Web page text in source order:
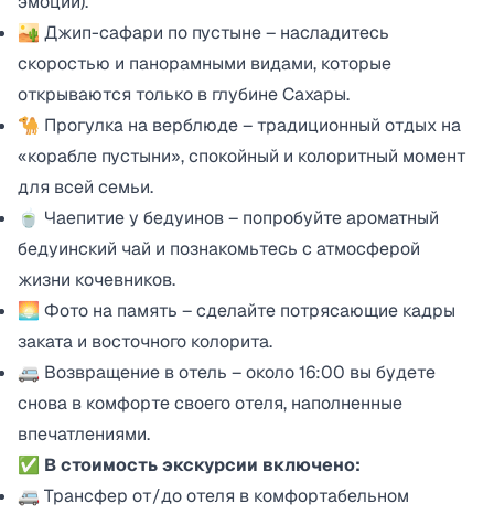
🏜️ Джип-сафари по пустыне – насладитесь
скоростью и панорамными видами, которые
открываются только в глубине Сахары.
🐪 Прогулка на верблюде – традиционный отдых на
«корабле пустыни», спокойный и колоритный момент
для всей семьи.
🍵 Чаепитие у бедуинов – попробуйте ароматный
бедуинский чай и познакомьтесь с атмосферой
жизни кочевников.
🌅 Фото на память – сделайте потрясающие кадры
заката и восточного колорита.
🚐 Возвращение в отель – около 16:00 вы будете
снова в комфорте своего отеля, наполненные
впечатлениями.
✅ В стоимость экскурсии включено:
🚐 Трансфер от/до отеля в комфортабельном